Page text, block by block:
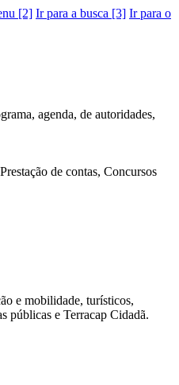
[2] Ir para a busca [3] Ir para o
agenda, de autoridades,
de contas, Concursos
e mobilidade, turísticos,
públicas e Terracap Cidadã.